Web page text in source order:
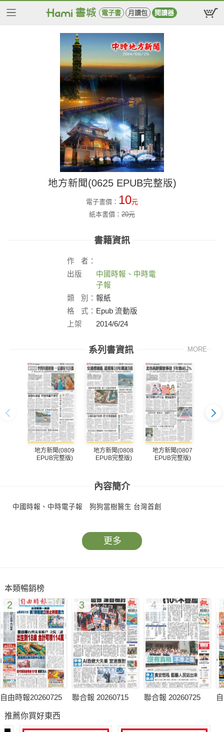
電子書 月讀包 閱讀器
地方新聞(0625 EPUB完整版)
電子書價： 10元
紙本書價： 20元
書籍資訊
作
者：
出版
中國時報、中時電
子報
類
別： 報紙
格
式： Epub 流動版
上架
2014/6/24
系列書資訊 MORE
地方新聞(0809
EPUB完整版)
地方新聞(0808
EPUB完整版)
地方新聞(0807
EPUB完整版)
內容簡介
中國時報、中時電子報 狗狗當樹醫生 台灣首創
更多
本類暢銷榜
2
自由時報20260725
3
聯合報 20260715
4
聯合報 20260725
推薦你買好東西